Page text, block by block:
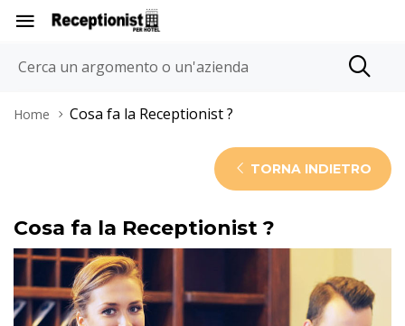
Home Cosa fa la Receptionist ?
TORNA INDIETRO
Cosa fa la Receptionist ?